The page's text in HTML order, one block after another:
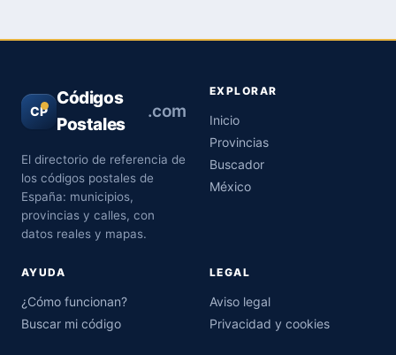
CP
Códigos
Postales
.com
El directorio de referencia de
los códigos postales de
España: municipios,
provincias y calles, con
datos reales y mapas.
EXPLORAR
Inicio
Provincias
Buscador
México
AYUDA
¿Cómo funcionan?
Buscar mi código
LEGAL
Aviso legal
Privacidad y cookies